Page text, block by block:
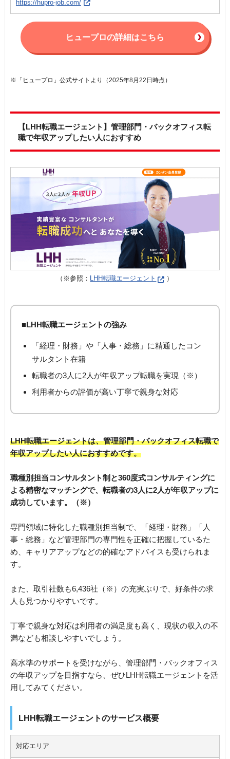
https://hupro-job.com/
ヒュープロの詳細はこちら
※「ヒュープロ」公式サイトより（2025年8月22日時点）
【LHH転職エージェント】管理部門・バックオフィス転
職で年収アップしたい人におすすめ
（※参照： LHH転職エージェント ）
■LHH転職エージェントの強み
「経理・財務」や「人事・総務」に精通したコン
サルタント在籍
転職者の3人に2人が年収アップ転職を実現（※）
利用者からの評価が高い丁寧で親身な対応
LHH転職エージェントは、管理部門・バックオフィス転職で
年収アップしたい人におすすめです。
職種別担当コンサルタント制と360度式コンサルティングに
よる精密なマッチングで、転職者の3人に2人が年収アップに
成功しています。（※）
専門領域に特化した職種別担当制で、「経理・財務」「人
事・総務」など管理部門の専門性を正確に把握しているた
め、キャリアアップなどの的確なアドバイスも受けられま
す。
また、取引社数も6,436社（※）の充実ぶりで、好条件の求
人も見つかりやすいです。
丁寧で親身な対応は利用者の満足度も高く、現状の収入の不
満なども相談しやすいでしょう。
高水準のサポートを受けながら、管理部門・バックオフィス
の年収アップを目指すなら、ぜひLHH転職エージェントを活
用してみてください。
LHH転職エージェントのサービス概要
対応エリア